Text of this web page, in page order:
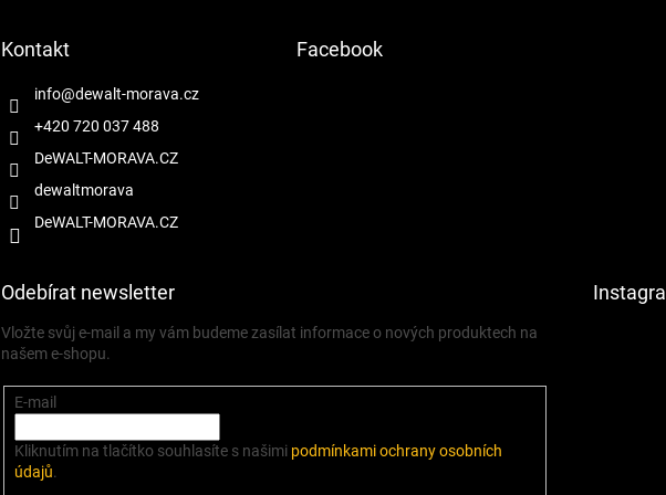
Kontakt
info@dewalt-morava.cz
+420 720 037 488
DeWALT-MORAVA.CZ
dewaltmorava
DeWALT-MORAVA.CZ
Facebook
Odebírat newsletter
Vložte svůj e-mail a my vám budeme zasílat informace o nových produktech na
našem e-shopu.
E-mail
Kliknutím na tlačítko souhlasíte s našimi podmínkami ochrany osobních
údajů.